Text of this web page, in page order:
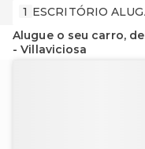
1 ESCRITÓRIO
Alugue o seu carro,
- Villaviciosa